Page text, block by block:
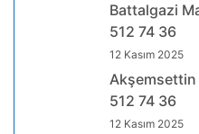
Battalgazi
512 74 36
12 Kasım 2025
Akşemsettin
512 74 36
12 Kasım 2025